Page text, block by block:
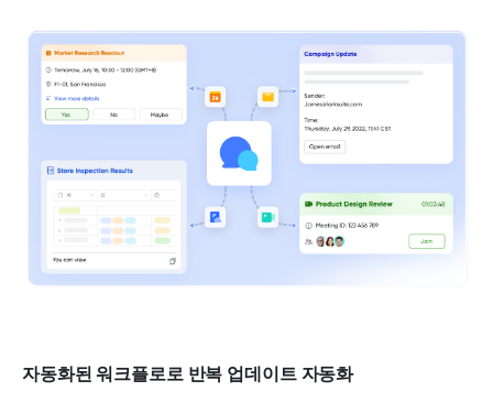
자동화된 워크플로로 반복 업데이트 자동화